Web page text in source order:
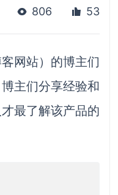
806 53
网站）的博主们
主们分享经验和
最了解该产品的